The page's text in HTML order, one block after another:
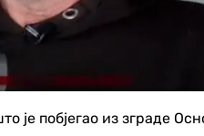
побјегао из зграде